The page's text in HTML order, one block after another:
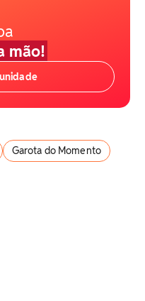
mão!
Garota do Momento